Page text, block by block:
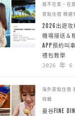
我不在家，在
景點住宿 精選
2026出遊攻
機場接送＆
APP預約叫
禮包教學
2026 年 6
海外景點住宿
特輯
曼谷FINE